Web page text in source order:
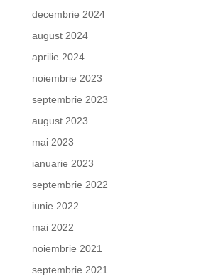
decembrie 2024
august 2024
aprilie 2024
noiembrie 2023
septembrie 2023
august 2023
mai 2023
ianuarie 2023
septembrie 2022
iunie 2022
mai 2022
noiembrie 2021
septembrie 2021